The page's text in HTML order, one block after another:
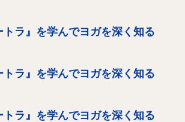
トラ』を学んでヨガを深く知る
トラ』を学んでヨガを深く知る
トラ』を学んでヨガを深く知る